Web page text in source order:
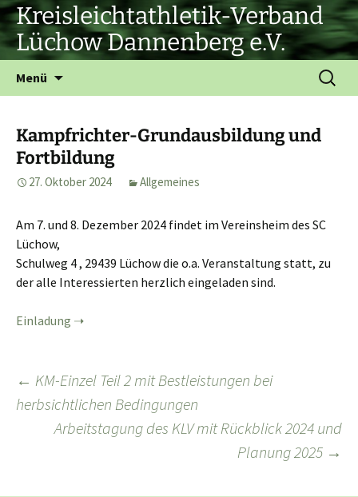
Zum
Inhalt
springen
Kreisleichtathletik-Verband
Lüchow Dannenberg e.V.
Menü
Suchen
nach:
Kampfrichter-Grundausbildung und
Fortbildung
27. Oktober 2024 Allgemeines
Am 7. und 8. Dezember 2024 findet im Vereinsheim des SC
Lüchow,
Schulweg 4 , 29439 Lüchow die o.a. Veranstaltung statt, zu
der alle Interessierten herzlich eingeladen sind.
Einladung
Beitragsnavigation
← KM-Einzel Teil 2 mit Bestleistungen bei
herbsichtlichen Bedingungen
Arbeitstagung des KLV mit Rückblick 2024 und
Planung 2025 →